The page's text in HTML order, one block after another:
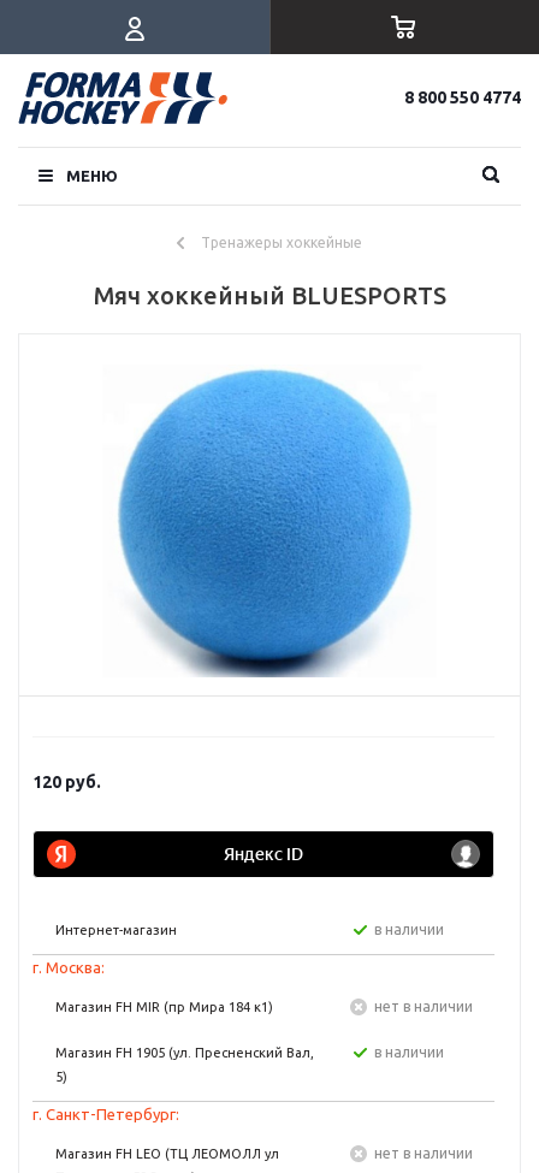
8 800 550 4774
МЕНЮ
Тренажеры хоккейные
Мяч хоккейный BLUESPORTS
120 руб.
Интернет-магазин в наличии
г. Москва:
Магазин FH MIR (пр Мира 184 к1) Нет в наличии
Магазин FH 1905 (ул. Пресненский Вал,
5)
в наличии
г. Санкт-Петербург:
Магазин FH LEO (ТЦ ЛЕОМОЛЛ ул
Нет в наличии